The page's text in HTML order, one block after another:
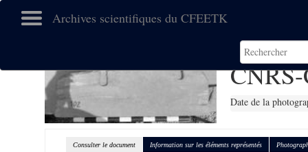
Archives scientifiques du CFEETK
Date de la
Consulter le document Information sur les éléments représentés